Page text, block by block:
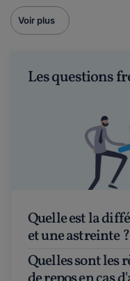
Voir plus
Les questions
Quelle est la différence entre une garde
et une astreinte ?
Quelles sont les règles relatives au temps